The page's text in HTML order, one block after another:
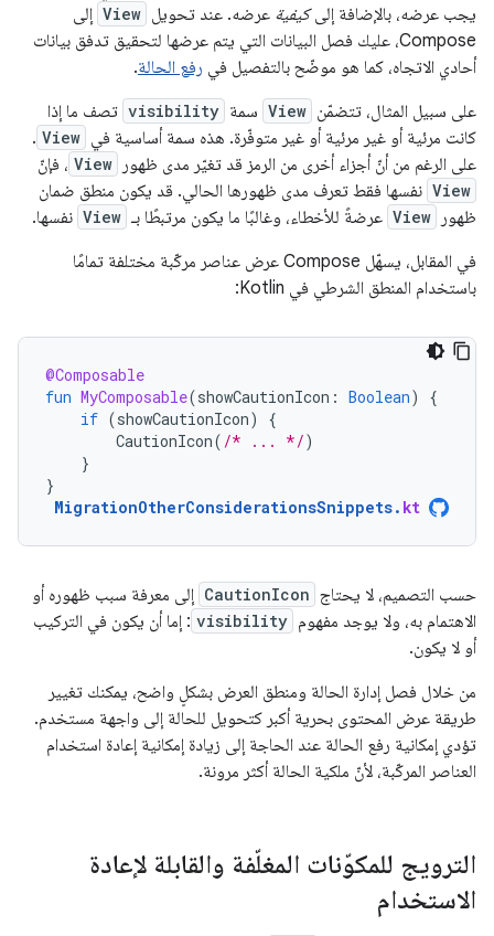
يجب عرضه، بالإضافة إلىكيفية عرضه. عند تحويل View إلى
Compose، عليك فصل البيانات التي يتم عرضها لتحقيق تدفق بيانات
أحادي الاتجاه، كما هو موضّح بالتفصيل في رفع الحالة.
على سبيل المثال، تتضمّن View سمة visibility تصف ما إذا
كانت مرئية أو غير مرئية أو غير متوفّرة. هذه سمة أساسية في View
.
على الرغم من أنّ أجزاء أخرى من الرمز قد تغيّر مدى ظهور
View ، فإنّ
View نفسها فقط تعرف مدى ظهورها الحالي. قد يكون منطق ضمان
ظهور
View عرضةً للأخطاء، وغالبًا ما يكون مرتبطًا بـ View نفسها.
في المقابل، يسهّل Compose عرض عناصر مركّبة مختلفة تمامًا
باستخدام المنطق الشرطي في Kotlin:
@Composable
fun MyComposable(showCautionIcon : Boolean)
{
if (showCautionIcon)
{
CautionIcon( /* ... */)
}
}
MigrationOtherConsiderationsSnippets. kt
حسب التصميم، لا يحتاج CautionIcon إلى معرفة سبب ظهوره أو
الاهتمام به، ولا يوجد مفهوم visibility : إما أن يكون في التركيب
أو لا يكون.
من خلال فصل إدارة الحالة ومنطق العرض بشكلٍ واضح، يمكنك تغيير
طريقة عرض المحتوى بحرية أكبر كتحويل للحالة إلى واجهة مستخدم.
تؤدي إمكانية رفع الحالة عند الحاجة إلى زيادة إمكانية إعادة استخدام
العناصر المركّبة، لأنّ ملكية الحالة أكثر مرونة.
الترويج للمكوّنات المغلّفة والقابلة لإعادة
الاستخدام